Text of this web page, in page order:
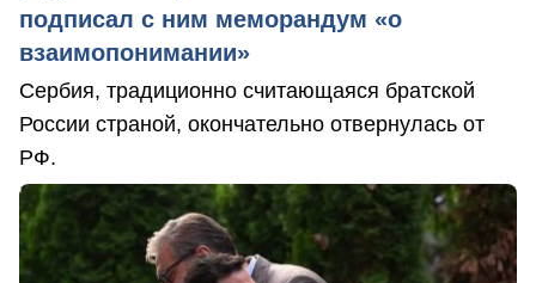
подписал с ним меморандум «о
взаимопонимании»
Сербия, традиционно считающаяся братской
России страной, окончательно отвернулась от
РФ.